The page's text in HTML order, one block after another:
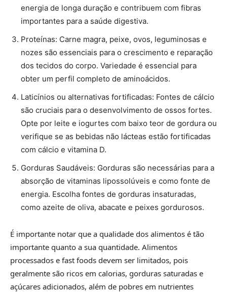
energia de longa duração e contribuem com fibras
importantes para a saúde digestiva.
Proteínas: Carne magra, peixe, ovos, leguminosas e
nozes são essenciais para o crescimento e reparação
dos tecidos do corpo. Variedade é essencial para
obter um perfil completo de aminoácidos.
Laticínios ou alternativas fortificadas: Fontes de cálcio
são cruciais para o desenvolvimento de ossos fortes.
Opte por leite e iogurtes com baixo teor de gordura ou
verifique se as bebidas não lácteas estão fortificadas
com cálcio e vitamina D.
Gorduras Saudáveis: Gorduras são necessárias para a
absorção de vitaminas lipossolúveis e como fonte de
energia. Escolha fontes de gorduras insaturadas,
como azeite de oliva, abacate e peixes gordurosos.
É importante notar que a qualidade dos alimentos é tão
importante quanto a sua quantidade. Alimentos
processados e fast foods devem ser limitados, pois
geralmente são ricos em calorias, gorduras saturadas e
açúcares adicionados, além de pobres em nutrientes